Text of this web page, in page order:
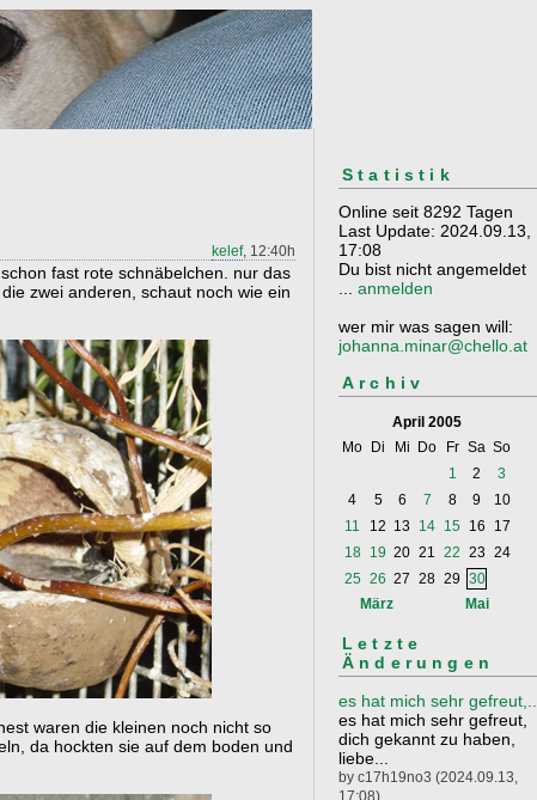
kelef, 12:40h
fast rote schnäbelchen. nur das
zwei anderen, schaut noch wie ein
waren die kleinen noch nicht so
da hockten sie auf dem boden und
Statistik
Online seit 8292 Tagen
Last Update: 2024.09.13,
17:08
Du bist nicht angemeldet
... anmelden
wer mir was sagen will:
johanna.minar@chello.at
Archiv
April 2005
Mo
Di Mi Do Fr Sa So
1
2
3
4
5 6 7 8 9
10
11
12 13 14 15 16
17
18
19 20 21 22 23 24
25 26 27 28 29 30
März
Mai
Letzte
Änderungen
es hat mich sehr
es hat mich sehr gefreut,
dich gekannt zu haben,
liebe...
by c17h19no3 (2024.09.13,
17:08)